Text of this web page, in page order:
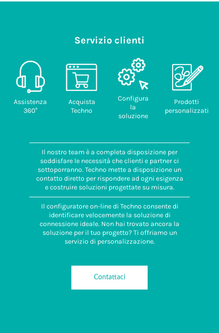
Servizio clienti
Assistenza
360°
Acquista
Techno
Configura
la
soluzione
Prodotti
personalizzati
Il nostro team è a completa disposizione per
soddisfare le necessità che clienti e partner ci
sottoporranno. Techno mette a disposizione un
contatto diretto per rispondere ad ogni esigenza
e costruire soluzioni progettate su misura.
Il configuratore on-line di Techno consente di
identificare velocemente la soluzione di
connessione ideale. Non hai trovato ancora la
soluzione per il tuo progetto? Ti offriamo un
servizio di personalizzazione.
Contattaci